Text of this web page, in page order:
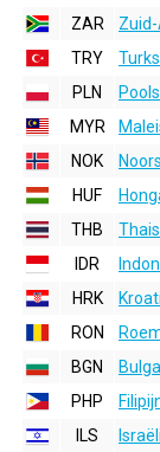
ZAR
TRY
PLN
MYR
NOK
HUF
THB
IDR
HRK
RON
BGN
PHP
ILS